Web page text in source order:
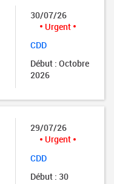
30/07/26
Urgent
CDD
Début : Octobre
2026
29/07/26
Urgent
CDD
Début : 30